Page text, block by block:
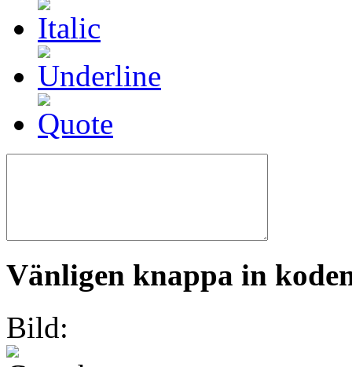
Vänligen knappa in
Bild: